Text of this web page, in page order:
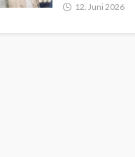
12. Juni 2026